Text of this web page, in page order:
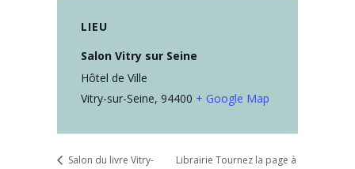
LIEU
Salon Vitry sur Seine
Hôtel de Ville
Vitry-sur-Seine, 94400 + Google Map
Salon du livre Vitry-
Librairie Tournez la page à